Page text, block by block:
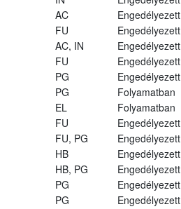
AC Engedélyezett
FU Engedélyezett
AC, IN Engedélyezett
FU Engedélyezett
PG Engedélyezett
PG Folyamatban
EL Folyamatban
FU Engedélyezett
FU, PG Engedélyezett
HB Engedélyezett
HB, PG Engedélyezett
PG Engedélyezett
PG Engedélyezett